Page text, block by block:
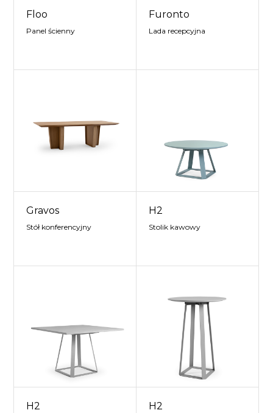
Floo
Panel ścienny
Furonto
Lada recepcyjna
Gravos
Stół konferencyjny
H2
Stolik kawowy
H2 H2